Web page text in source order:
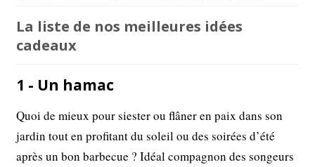
La liste de nos meilleures idées
cadeaux
1 - Un hamac
Quoi de mieux pour siester ou flâner en paix dans son
jardin tout en profitant du soleil ou des soirées d’été
après un bon barbecue ? Idéal compagnon des songeurs